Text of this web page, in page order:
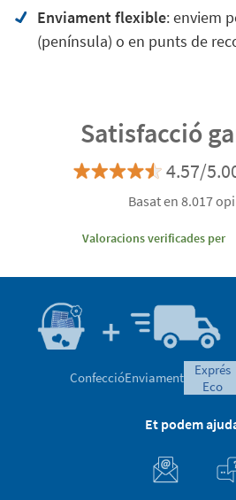
Enviament flexible: enviem
(península) o en punts de
Satisfacció
4.57/
Basat en 8.017
Valoracions verificades per
ConfeccióEnviament
exprés
eco
Et podem